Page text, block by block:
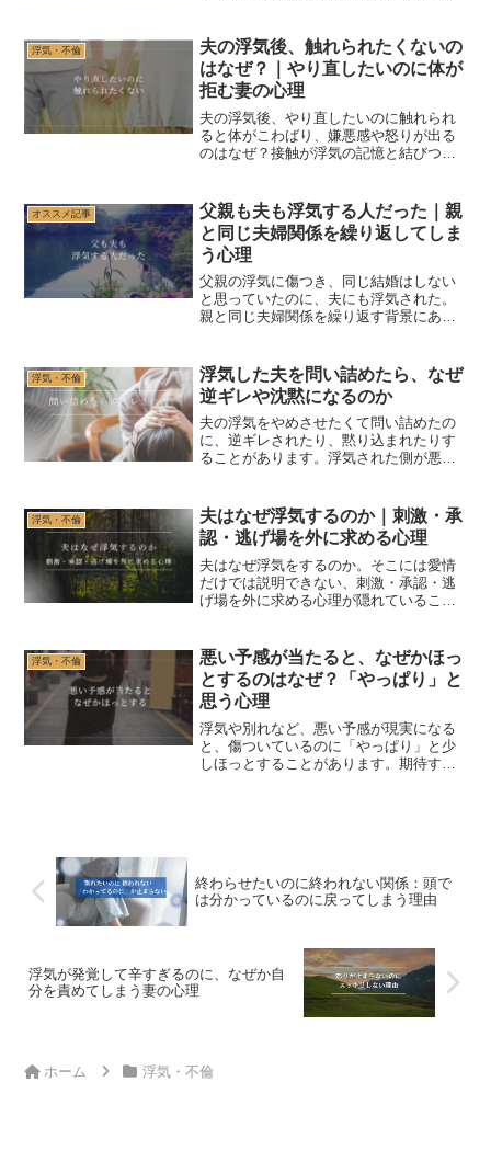
まで。
浮気・不倫
夫の浮気後、触れられたくないの
はなぜ？｜やり直したいのに体が
拒む妻の心理
夫の浮気後、やり直したいのに触れられ
ると体がこわばり、嫌悪感や怒りが出る
のはなぜ？接触が浮気の記憶と結びつく
オススメ記事
父親も夫も浮気する人だった｜親
と同じ夫婦関係を繰り返してしま
う心理
父親の浮気に傷つき、同じ結婚はしない
と思っていたのに、夫にも浮気された。
親と同じ夫婦関係を繰り返す背景にあ
を解説します。
浮気・不倫
浮気した夫を問い詰めたら、なぜ
逆ギレや沈黙になるのか
夫の浮気をやめさせたくて問い詰めたの
に、逆ギレされたり、黙り込まれたりす
ることがあります。浮気された側が悪い
戻したいときの伝え方を解説します。
浮気・不倫
夫はなぜ浮気するのか｜刺激・承
認・逃げ場を外に求める心理
夫はなぜ浮気をするのか。そこには愛情
だけでは説明できない、刺激・承認・逃
げ場を外に求める心理が隠れていること
心理と、妻が自分を責めすぎないための
視点を解説します。
浮気・不倫
悪い予感が当たると、なぜかほっ
とするのはなぜ？「やっぱり」と
思う心理
浮気や別れなど、悪い予感が現実になる
と、傷ついているのに「やっぱり」と少
しほっとすることがあります。期待する
終わらせたいのに終われない関係：頭で
は分かっているのに戻ってしまう理由
浮気が発覚して辛すぎるのに、なぜか自
分を責めてしまう妻の心理
ホーム 浮気・不倫